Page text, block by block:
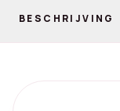
BESCHRIJVING